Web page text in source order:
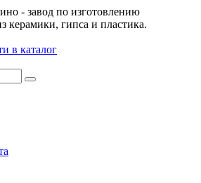
- завод по изготовлению
керамики, гипса и пластика.
в каталог